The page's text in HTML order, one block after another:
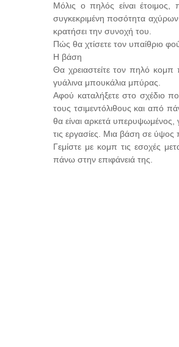
Μόλις ο πηλός είναι
συγκεκριμένη ποσότητα
κρατήσει την συνοχή του.
Πώς θα χτίσετε τον υπαίθριο
Η βάση
Θα χρειαστείτε τον πηλό κομπ
γυάλινα μπουκάλια μπύρας.
Αφού καταλήξετε στο σχέδιο
τους τσιμεντόλιθους και από
θα είναι αρκετά υπερυψωμένος,
τις εργασίες. Μια βάση σε ύψος
Γεμίστε με κομπ τις εσοχές
πάνω στην επιφάνειά της.